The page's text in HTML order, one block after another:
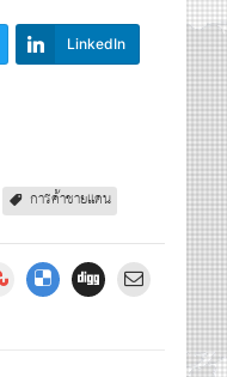
LinkedIn
การค้าชายแดน